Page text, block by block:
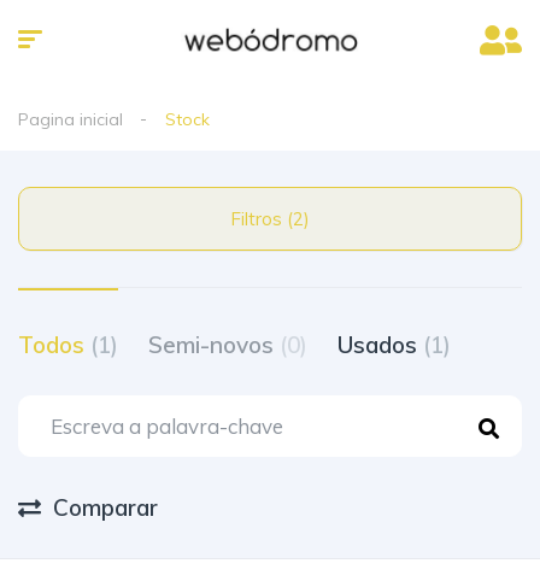
Pagina inicial Stock
Filtros (2)
Todos (1) Semi-novos (0) Usados (1)
Comparar